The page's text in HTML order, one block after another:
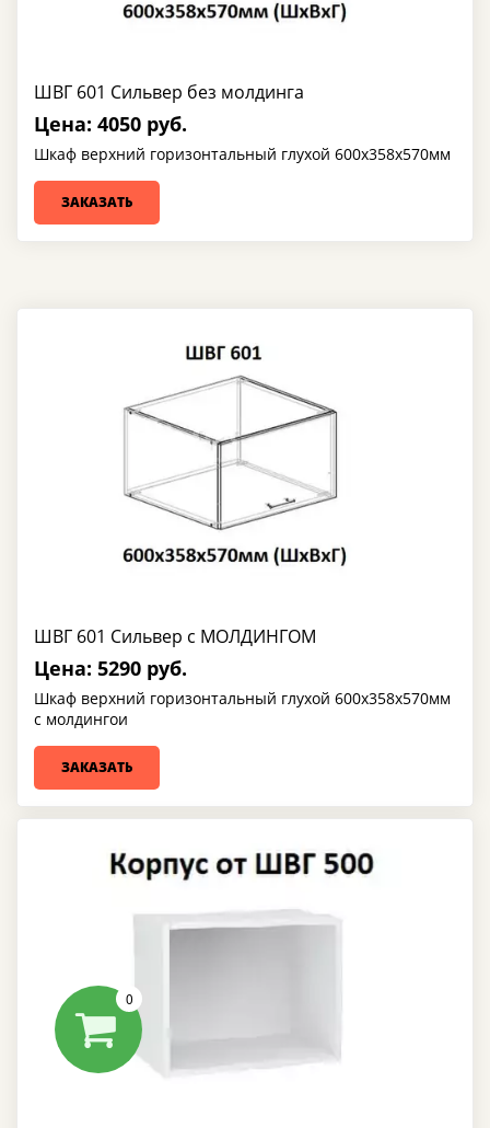
ШВГ 601 Сильвер без молдинга
Цена: 4050 руб.
Шкаф верхний горизонтальный глухой 600х358х570мм
ЗАКАЗАТЬ
ШВГ 601 Сильвер с МОЛДИНГОМ
Цена: 5290 руб.
Шкаф верхний горизонтальный глухой 600х358х570мм
с молдингои
ЗАКАЗАТЬ
0